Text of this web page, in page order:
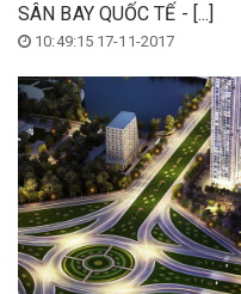
SÂN BAY QUỐC TẾ - [...]
10:49:15 17-11-2017